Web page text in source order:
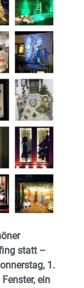
statt –
1.
ein